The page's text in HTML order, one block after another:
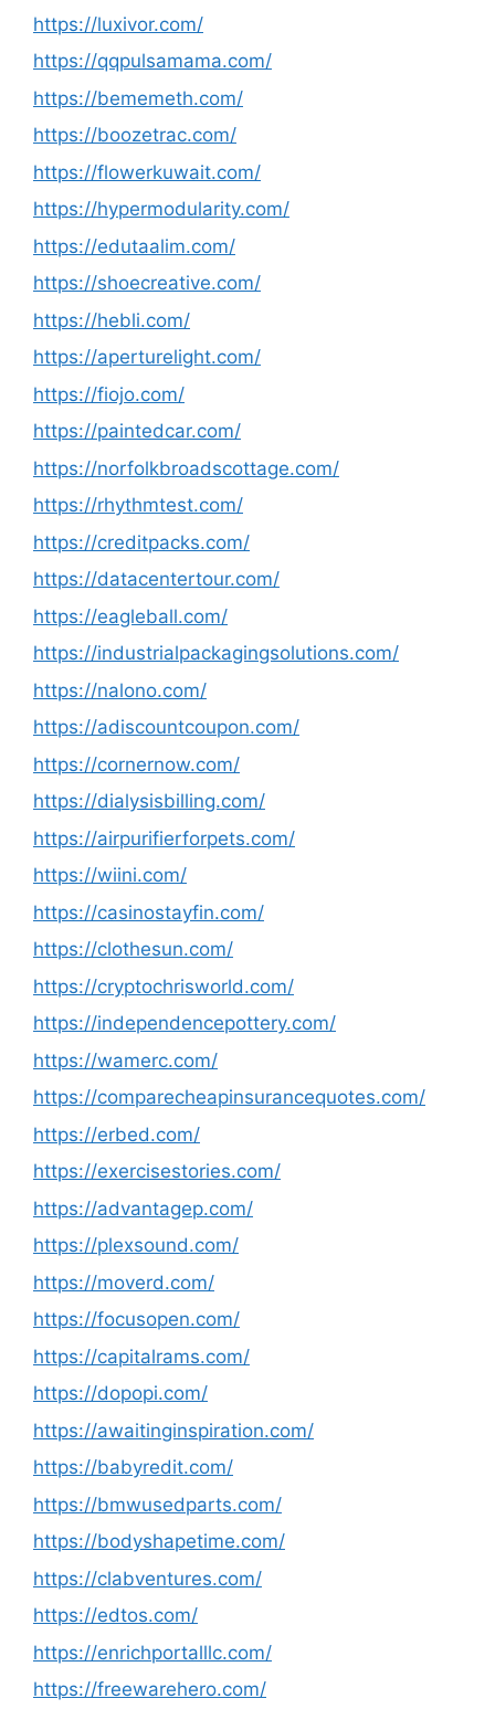
https://luxivor.com/
https://qqpulsamama.com/
https://bememeth.com/
https://boozetrac.com/
https://flowerkuwait.com/
https://hypermodularity.com/
https://edutaalim.com/
https://shoecreative.com/
https://hebli.com/
https://aperturelight.com/
https://fiojo.com/
https://paintedcar.com/
https://norfolkbroadscottage.com/
https://rhythmtest.com/
https://creditpacks.com/
https://datacentertour.com/
https://eagleball.com/
https://industrialpackagingsolutions.com/
https://nalono.com/
https://adiscountcoupon.com/
https://cornernow.com/
https://dialysisbilling.com/
https://airpurifierforpets.com/
https://wiini.com/
https://casinostayfin.com/
https://clothesun.com/
https://cryptochrisworld.com/
https://independencepottery.com/
https://wamerc.com/
https://comparecheapinsurancequotes.com/
https://erbed.com/
https://exercisestories.com/
https://advantagep.com/
https://plexsound.com/
https://moverd.com/
https://focusopen.com/
https://capitalrams.com/
https://dopopi.com/
https://awaitinginspiration.com/
https://babyredit.com/
https://bmwusedparts.com/
https://bodyshapetime.com/
https://clabventures.com/
https://edtos.com/
https://enrichportalllc.com/
https://freewarehero.com/